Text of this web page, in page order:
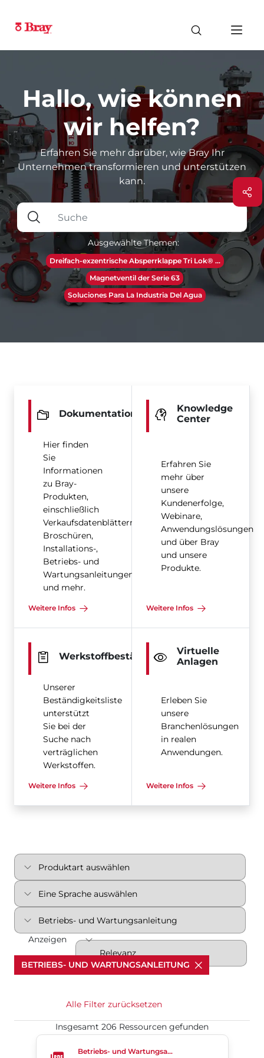
Hallo, wie können
wir helfen?
Erfahren Sie mehr darüber, wie Bray Ihr
Unternehmen transformieren und unterstützen
kann.
Ausgewählte Themen:
Dreifach-exzentrische Absperrklappe Tri Lok® ...
Magnetventil der Serie 63
Soluciones Para La Industria Del Agua
Dokumentation
Hier finden
Sie
Informationen
zu Bray-
Produkten,
einschließlich
Verkaufsdatenblättern,
Broschüren,
Installations-,
Betriebs- und
Wartungsanleitungen
und mehr.
Weitere Infos
Knowledge
Center
Erfahren Sie
mehr über
unsere
Kundenerfolge,
Webinare,
Anwendungslösungen
und über Bray
und unsere
Produkte.
Weitere Infos
Werkstoffbeständigkeit
Unserer
Beständigkeitsliste
unterstützt
Sie bei der
Suche nach
verträglichen
Werkstoffen.
Weitere Infos
Virtuelle
Anlagen
Erleben Sie
unsere
Branchenlösungen
in realen
Anwendungen.
Weitere Infos
Anzeigen
BETRIEBS- UND WARTUNGSANLEITUNG
Alle Filter zurücksetzen
Insgesamt 206 Ressourcen gefunden
Doppelexzentrische Absperrklappen 4-Cx
Betriebs- und Wartungsanleitung